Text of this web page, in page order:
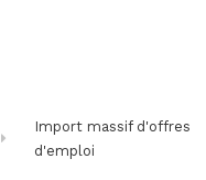
Import massif d'offres
d'emploi